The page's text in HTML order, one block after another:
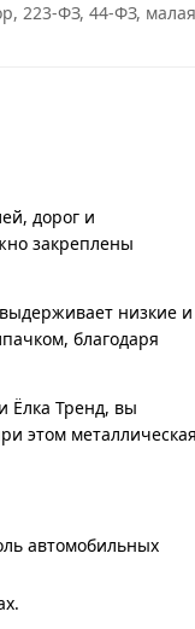
223-ФЗ, 44-ФЗ,
дорог и
закреплены
низкие и
благодаря
Ёлка Тренд, вы
этом металлическая
автомобильных